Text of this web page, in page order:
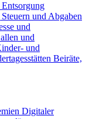
Steuern und Abgaben
und
und
und
Beiräte,
Digitaler